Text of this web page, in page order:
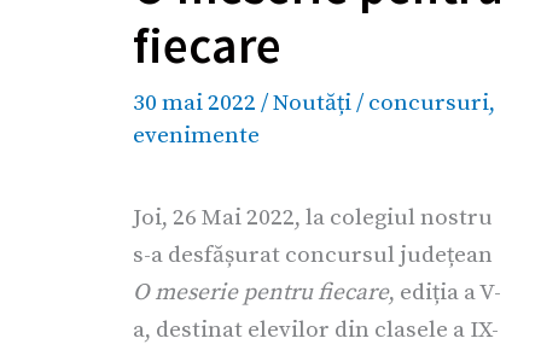
fiecare
30 mai 2022 /Noutăți/concursuri,
evenimente
Joi, 26 Mai 2022, la colegiul nostru
s-a desfășurat concursul județean
O meserie pentru fiecare, ediția a V-
a, destinat elevilor din clasele a IX-